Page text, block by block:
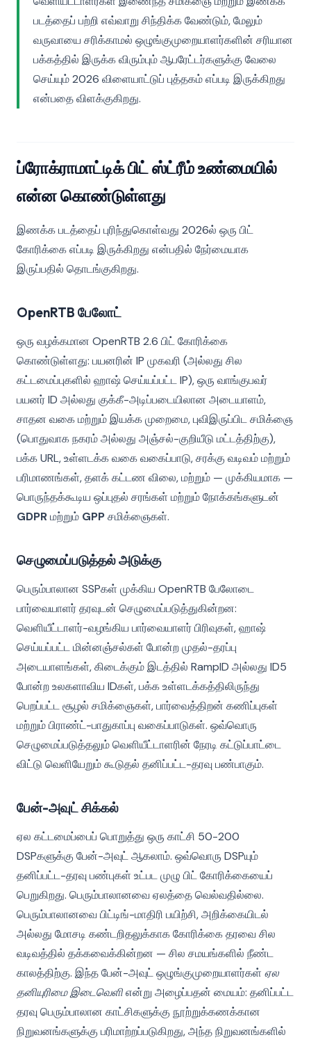
படத்தைப் பற்றி எவ்வாறு சிந்திக்க வேண்டும், மேலும்
வருவாயை சரிக்காமல் ஒழுங்குமுறையாளர்களின் சரியான
பக்கத்தில் இருக்க விரும்பும் ஆபரேட்டர்களுக்கு வேலை
செய்யும் 2026 விளையாட்டுப் புத்தகம் எப்படி இருக்கிறது
என்பதை விளக்குகிறது.
ப்ரோக்ராமாட்டிக் பிட் ஸ்ட்ரீம் உண்மையில்
என்ன கொண்டுள்ளது
இணக்க படத்தைப் புரிந்துகொள்வது 2026ல் ஒரு பிட்
கோரிக்கை எப்படி இருக்கிறது என்பதில் நேர்மையாக
இருப்பதில் தொடங்குகிறது.
OpenRTB பேலோட்
ஒரு வழக்கமான OpenRTB 2.6 பிட் கோரிக்கை
கொண்டுள்ளது: பயனரின் IP முகவரி (அல்லது சில
கட்டமைப்புகளில் ஹாஷ் செய்யப்பட்ட IP), ஒரு வாங்குபவர்
பயனர் ID அல்லது குக்கீ-அடிப்படையிலான அடையாளம்,
சாதன வகை மற்றும் இயக்க முறைமை, புவிஇருப்பிட சமிக்ஞை
(பொதுவாக நகரம் அல்லது அஞ்சல்-குறியீடு மட்டத்திற்கு),
பக்க URL, உள்ளடக்க வகை வகைப்பாடு, சரக்கு வடிவம் மற்றும்
பரிமாணங்கள், தளக் கட்டண விலை, மற்றும் — முக்கியமாக —
பொருந்தக்கூடிய ஒப்புதல் சரங்கள் மற்றும் நோக்கங்களுடன்
GDPRமற்றும் GPPசமிக்ஞைகள்.
செழுமைப்படுத்தல் அடுக்கு
பெரும்பாலான SSPகள் முக்கிய OpenRTB பேலோடை
பார்வையாளர் தரவுடன் செழுமைப்படுத்துகின்றன:
வெளியீட்டாளர்-வழங்கிய பார்வையாளர் பிரிவுகள், ஹாஷ்
செய்யப்பட்ட மின்னஞ்சல்கள் போன்ற முதல்-தரப்பு
அடையாளங்கள், கிடைக்கும் இடத்தில் RampID அல்லது ID5
போன்ற உலகளாவிய IDகள், பக்க உள்ளடக்கத்திலிருந்து
பெறப்பட்ட சூழல் சமிக்ஞைகள், பார்வைத்திறன் கணிப்புகள்
மற்றும் பிராண்ட்-பாதுகாப்பு வகைப்பாடுகள். ஒவ்வொரு
செழுமைப்படுத்தலும் வெளியீட்டாளரின் நேரடி கட்டுப்பாட்டை
விட்டு வெளியேறும் கூடுதல் தனிப்பட்ட-தரவு பண்பாகும்.
பேன்-அவுட் சிக்கல்
ஏல கட்டமைப்பைப் பொறுத்து ஒரு காட்சி 50-200
DSPகளுக்கு பேன்-அவுட் ஆகலாம். ஒவ்வொரு DSPயும்
தனிப்பட்ட-தரவு பண்புகள் உட்பட முழு பிட் கோரிக்கையைப்
பெறுகிறது. பெரும்பாலானவை ஏலத்தை வெல்வதில்லை.
பெரும்பாலானவை பிட்டிங்-மாதிரி பயிற்சி, அறிக்கையிடல்
அல்லது மோசடி கண்டறிதலுக்காக கோரிக்கை தரவை சில
வடிவத்தில் தக்கவைக்கின்றன — சில சமயங்களில் நீண்ட
காலத்திற்கு. இந்த பேன்-அவுட் ஒழுங்குமுறையாளர்கள் ஏல
தனியுரிமை இடைவெளிஎன்று அழைப்பதன் மையம்: தனிப்பட்ட
தரவு பெரும்பாலான காட்சிகளுக்கு நூற்றுக்கணக்கான
நிறுவனங்களுக்கு பரிமாற்றப்படுகிறது, அந்த நிறுவனங்களில்